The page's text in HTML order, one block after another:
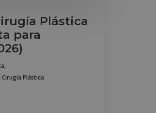
Plástica
para
,
Plástica